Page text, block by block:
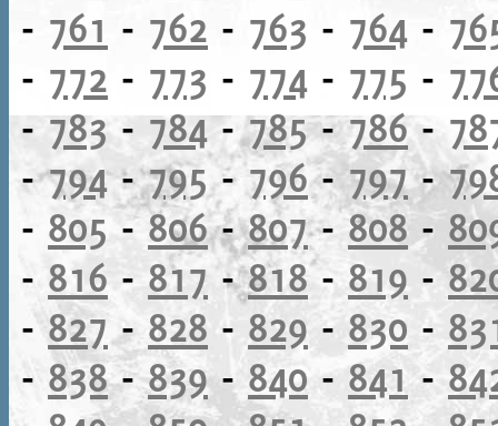
- 761 - 762 - 763 - 764 -
- 772 - 773 - 774 - 775 -
-783-784-785-786-
-794-795-796-797-
- 805 -806-807-808-
- 816- 817 -818-819 -
-827-828 - 829 - 830 -
- 838-839-840 - 841 -